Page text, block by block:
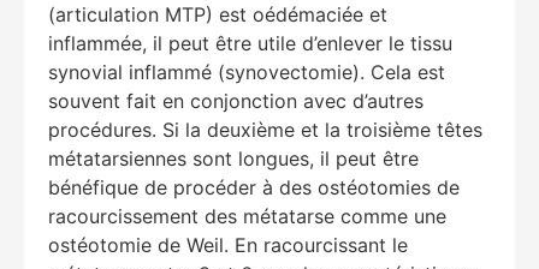
(articulation MTP) est oédémaciée et
inflammée, il peut être utile d’enlever le tissu
synovial inflammé (synovectomie). Cela est
souvent fait en conjonction avec d’autres
procédures. Si la deuxième et la troisième têtes
métatarsiennes sont longues, il peut être
bénéfique de procéder à des ostéotomies de
racourcissement des métatarse comme une
ostéotomie de Weil. En racourcissant le